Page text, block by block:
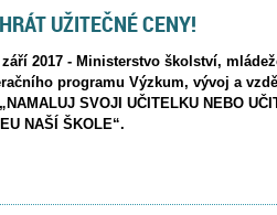
UŽITEČNÉ CENY!
září 2017 - Ministerstvo školství,
programu Výzkum, vývoj a
SVOJI UČITELKU NEBO
NAŠÍ ŠKOLE“.